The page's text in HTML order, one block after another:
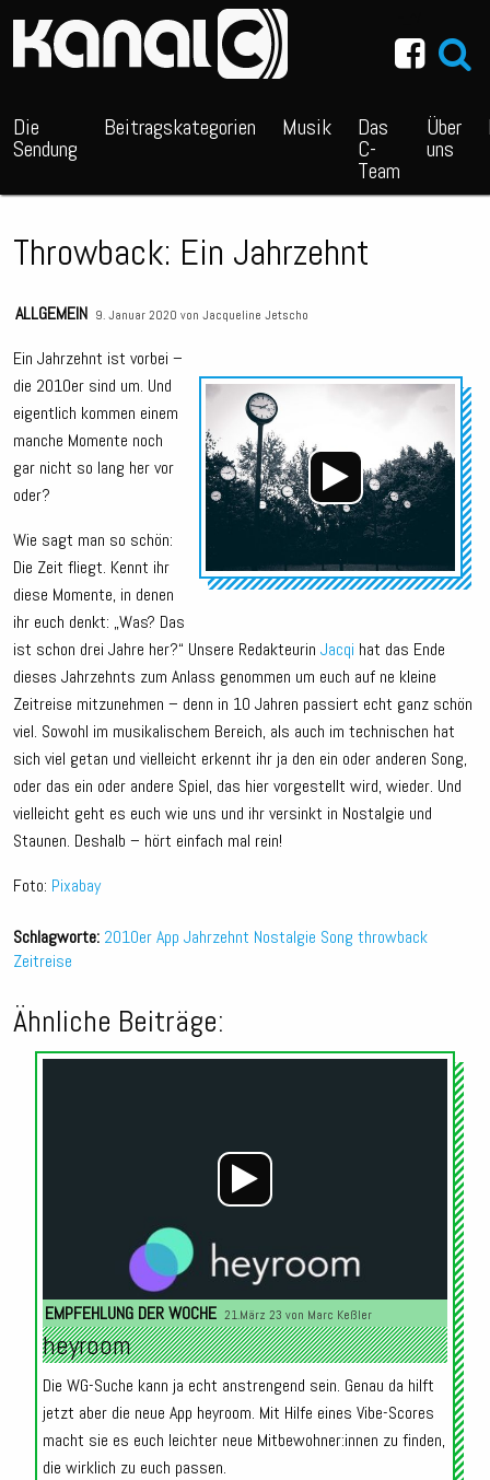
Die
Sendung
Beitragskategorien Musik Das
C-
Team
Über
uns
Throwback: Ein Jahrzehnt
ALLGEMEIN 9. Januar 2020 von Jacqueline Jetscho
Ein Jahrzehnt ist vorbei –
die 2010er sind um. Und
eigentlich kommen einem
manche Momente noch
gar nicht so lang her vor
oder?
Wie sagt man so schön:
Die Zeit fliegt. Kennt ihr
diese Momente, in denen
ihr euch denkt: „Was? Das
ist schon drei Jahre her?“ Unsere Redakteurin Jacqi hat das Ende
dieses Jahrzehnts zum Anlass genommen um euch auf ne kleine
Zeitreise mitzunehmen – denn in 10 Jahren passiert echt ganz schön
viel. Sowohl im musikalischem Bereich, als auch im technischen hat
sich viel getan und vielleicht erkennt ihr ja den ein oder anderen Song,
oder das ein oder andere Spiel, das hier vorgestellt wird, wieder. Und
vielleicht geht es euch wie uns und ihr versinkt in Nostalgie und
Staunen. Deshalb – hört einfach mal rein!
Foto: Pixabay
Schlagworte: 2010erApp Jahrzehnt Nostalgie Song throwback
Zeitreise
Ähnliche Beiträge:
Audio-
Player
EMPFEHLUNG DER WOCHE 21.März 23 von Marc Keßler
heyroom
Die WG-Suche kann ja echt anstrengend sein. Genau da hilft
jetzt aber die neue App heyroom. Mit Hilfe eines Vibe-Scores
macht sie es euch leichter neue Mitbewohner:innen zu finden,
die wirklich zu euch passen.